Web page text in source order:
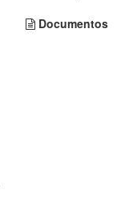
Documentos